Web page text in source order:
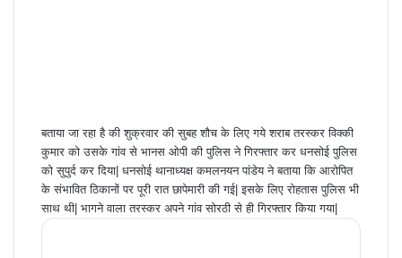
बताया जा रहा है की शुक्रवार की सुबह शौच के लिए गये शराब तरस्कर विक्की
कुमार को उसके गांव से भानस ओपी की पुलिस ने गिरफ्तार कर धनसोई पुलिस
को सुपुर्द कर दिया| धनसोई थानाध्यक्ष कमलनयन पांडेय ने बताया कि आरोपित
के संभावित ठिकानों पर पूरी रात छापेमारी की गई| इसके लिए रोहतास पुलिस भी
साथ थी| भागने वाला तरस्कर अपने गांव सोरठी से ही गिरफ्तार किया गया|